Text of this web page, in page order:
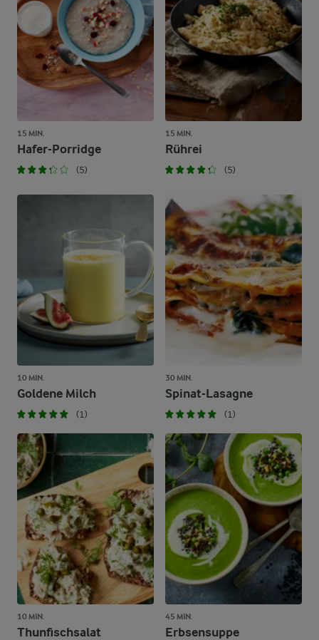
15 MIN.
Hafer-Porridge
(5)
15 MIN.
Rührei
(5)
10 MIN.
Goldene Milch
(1)
30 MIN.
Spinat-Lasagne
(1)
10 MIN.
Thunfischsalat
45 MIN.
Erbsensuppe